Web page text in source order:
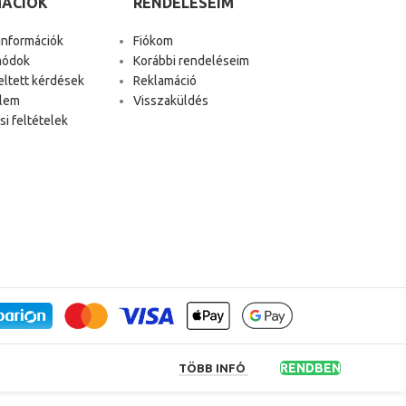
kérdések
feltételek
Fiókom
Korábbi rendeléseim
Reklamáció
Visszaküldés
TÖBB INFÓ RENDBEN